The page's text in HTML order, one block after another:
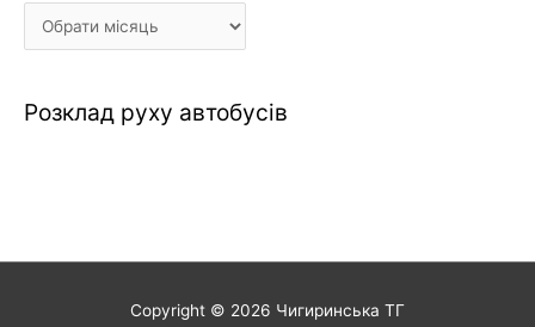
Розклад руху автобусів
Copyright © 2026 Чигиринська ТГ